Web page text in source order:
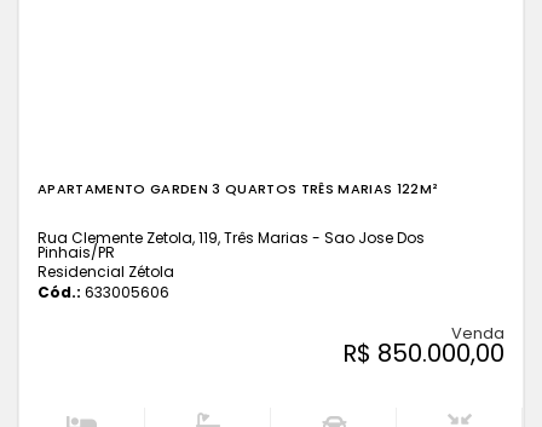
APARTAMENTO GARDEN 3 QUARTOS TRÊS MARIAS 122M²
Rua Clemente Zetola, 119, Três Marias - Sao Jose Dos
Pinhais/PR
Residencial Zétola
Cód.: 633005606
Venda
R$ 850.000,00